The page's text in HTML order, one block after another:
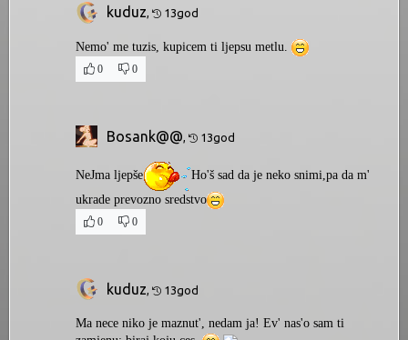
kuduz, 13god
Nemo' me tuzis, kupicem ti ljepsu metlu.
0 0
Bosank@@ 13god
NeJma ljepše
Ho'š sad da je neko snimi,pa da m'
ukrade prevozno sredstvo
0 0
kuduz, 13god
Ma nece niko je maznut', nedam ja! Ev' nas'o sam ti